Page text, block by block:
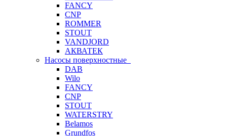
FANCY
CNP
ROMMER
STOUT
VANDJORD
АКВАТЕК
Насосы поверхностные
DAB
Wilo
FANCY
CNP
STOUT
WATERSTRY
Belamos
Grundfos